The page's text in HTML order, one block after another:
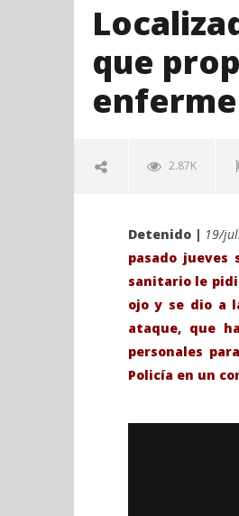
que
2.87K
VIENDO
Detenido | 19/
pasado jueves
sanitario le
ojo y se dio a
ataque, que
personales para
Policía en un